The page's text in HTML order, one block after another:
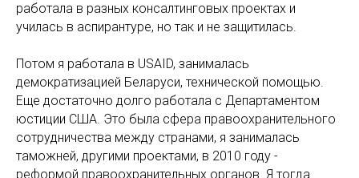
работала в разных консалтинговых проектах и
училась в аспирантуре, но так и не защитилась.
Потом я работала в USАID, занималась
демократизацией Беларуси, технической помощью.
Еще достаточно долго работала с Департаментом
юстиции США. Это была сфера правоохранительного
сотрудничества между странами, я занималась
таможней, другими проектами, в 2010 году -
реформой правоохранительных органов. Я тогда